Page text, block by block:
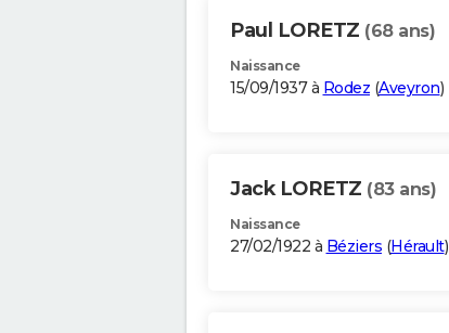
Paul LORETZ (68 ans)
Naissance
15/09/1937 à Rodez (Aveyron)
Jack LORETZ (83 ans)
Naissance
27/02/1922 à Béziers (Hérault)